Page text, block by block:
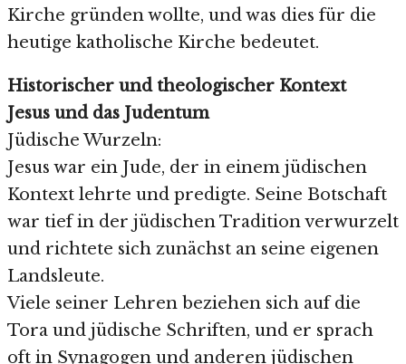
Kirche gründen wollte, und was dies für die
heutige katholische Kirche bedeutet.
Historischer und theologischer Kontext
Jesus und das Judentum
Jüdische Wurzeln:
Jesus war ein Jude, der in einem jüdischen
Kontext lehrte und predigte. Seine Botschaft
war tief in der jüdischen Tradition verwurzelt
und richtete sich zunächst an seine eigenen
Landsleute.
Viele seiner Lehren beziehen sich auf die
Tora und jüdische Schriften, und er sprach
oft in Synagogen und anderen jüdischen